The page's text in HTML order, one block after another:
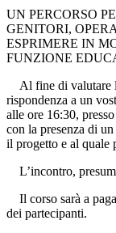
UN PERCORSO
GENITORI,
ESPRIMERE IN
FUNZIONE
Al fine di valutare
rispondenza a un
alle ore 16:30,
con la presenza di
il progetto e al quale
L’incontro,
Il corso sarà a
dei partecipanti.